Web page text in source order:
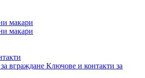
макари
макари
вграждане Ключове и контакти за